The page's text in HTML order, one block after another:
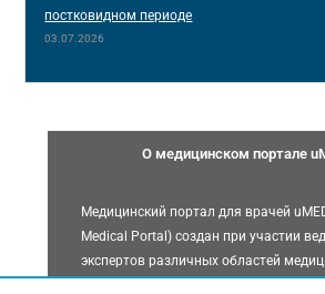
постковидном периоде
03.07.2026
О медицинском портале
Медицинский портал для врачей
Medical Portal) создан при участии
экспертов различных областей